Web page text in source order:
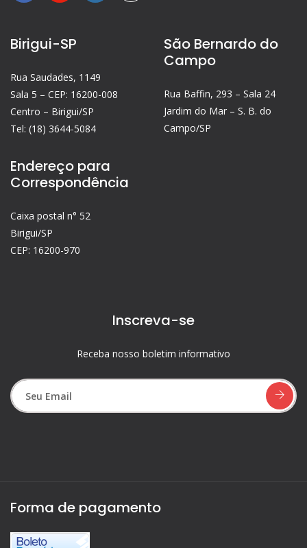
Birigui-SP
Rua Saudades, 1149
Sala 5 – CEP: 16200-008
Centro – Birigui/SP
Tel: (18) 3644-5084
Endereço para
Correspondência
Caixa postal n° 52
Birigui/SP
CEP: 16200-970
São Bernardo do
Campo
Rua Baffin, 293 – Sala 24
Jardim do Mar – S. B. do
Campo/SP
Inscreva-se
Receba nosso boletim informativo
Forma de pagamento